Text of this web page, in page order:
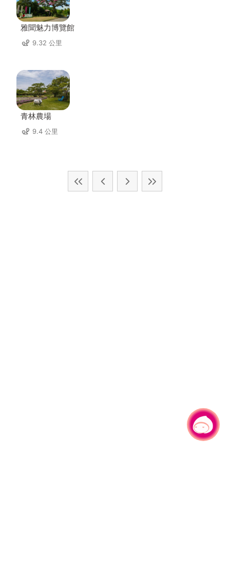
雅聞魅力博覽館
9.32 公里
青林農場
9.4 公里